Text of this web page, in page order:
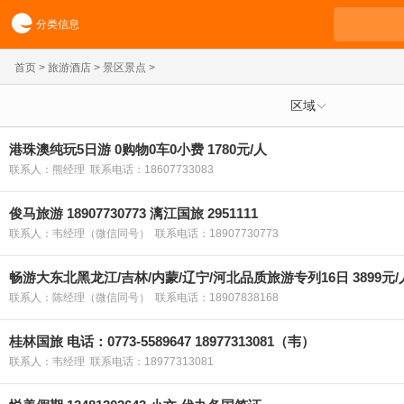
分类信息
首页 > 旅游酒店 > 景区景点 >
区域
港珠澳纯玩5日游 0购物0车0小费 1780元/人
联系人：熊经理 联系电话：18607733083
俊马旅游 18907730773 漓江国旅 2951111
联系人：韦经理（微信同号） 联系电话：18907730773
畅游大东北黑龙江/吉林/内蒙/辽宁/河北品质旅游专列16日 3899元/
联系人：陈经理（微信同号） 联系电话：18907838168
桂林国旅 电话：0773-5589647 18977313081（韦）
联系人：韦经理 联系电话：18977313081